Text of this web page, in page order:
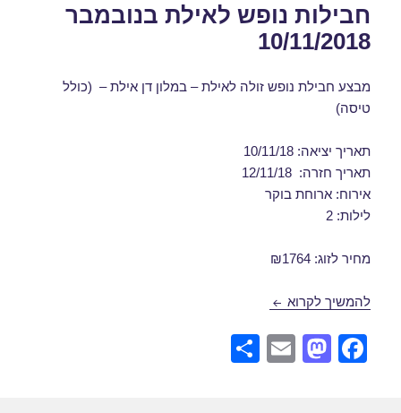
חבילות נופש לאילת בנובמבר
10/11/2018
מבצע חבילת נופש זולה לאילת – במלון דן אילת – (כולל
טיסה)
תאריך יציאה: 10/11/18
תאריך חזרה: 12/11/18
אירוח: ארוחת בוקר
לילות: 2
מחיר לזוג: ₪1764
להמשיך לקרוא חבילות נופש לאילת בנובמבר 10/11/2018
F
M
E